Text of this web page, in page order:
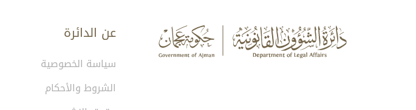
عن الدائرة
سياسة الخصوصية
الشروط والأحكام